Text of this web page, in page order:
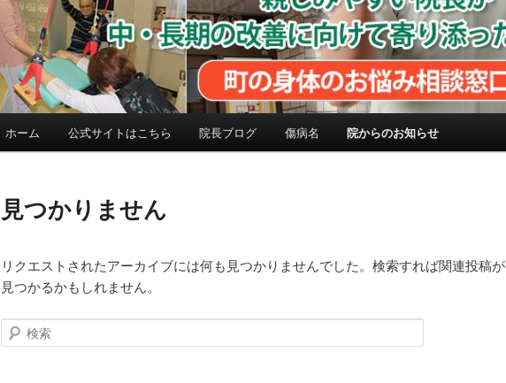
ホーム 公式サイトはこちら 院長ブログ 傷病名 院からのお知らせ
見つかりません
リクエストされたアーカイブには何も見つかりませんでした。検索すれば関連投稿が
見つかるかもしれません。
検
索